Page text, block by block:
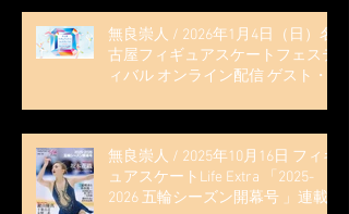
無良崇人 / 2026年1月4日（日）名
古屋フィギュアスケートフェステ
ィバル オンライン配信 ゲスト・
無良崇人 / 2025年10月16日 フィギ
ュアスケートLife Extra 「2025-
2026 五輪シーズン開幕号 」連載